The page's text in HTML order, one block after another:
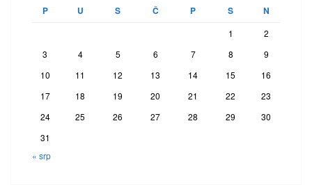
P U S Č P S N
1
2
3
4 5 6 7 8
9
10
11 12 13 14 15
16
17
18 19 20 21 22
23
24
25 26 27 28 29
30
31
« srp